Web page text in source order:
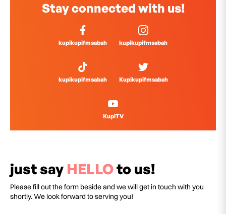
Stay connected with us!
kupikupifmsabah kupikupifmsabah
kupikupifmsabah Kupikupifmsabah
KupiTV
just say HELLOto us!
Please fill out the form beside and we will get in touch with you
shortly. We look forward to serving you!